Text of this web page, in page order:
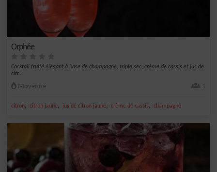
Orphée
Cocktail fruité élégant à base de champagne, triple sec, crème de cassis et jus de
citr...
Moyenne 1
citron, citron jaune, jus de citron jaune, crème de cassis, champagne